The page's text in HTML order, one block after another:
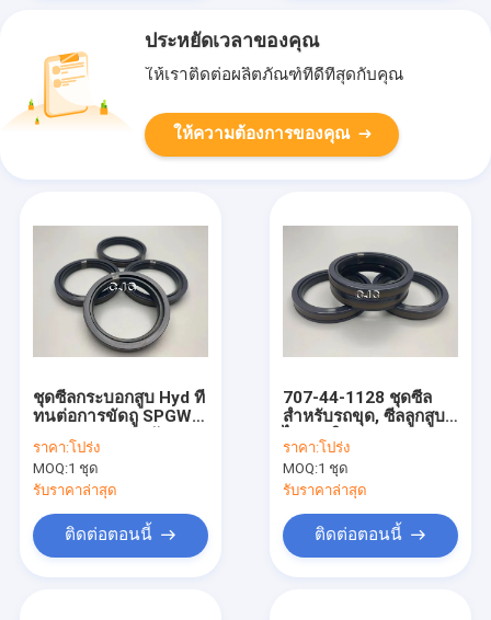
ประหยัดเวลาของคุณ
ให้เราติดต่อผลิตภัณฑ์ที่ดีที่สุดกับคุณ
ให้ความต้องการของคุณ
ชุดซีลกระบอกสูบ Hyd ที่
ทนต่อการขัดถู SPGW
707-44-11180 วัสดุ
PTFE NBR
ราคา:โปร่ง
MOQ:1 ชุด
รับราคาล่าสุด
ติดต่อตอนนี้
707-44-1128 ชุดซีล
สำหรับรถขุด, ซีลลูกสูบ
ไฮดรอลิก SPGW ทน
น้ำมัน
ราคา:โปร่ง
MOQ:1 ชุด
รับราคาล่าสุด
ติดต่อตอนนี้